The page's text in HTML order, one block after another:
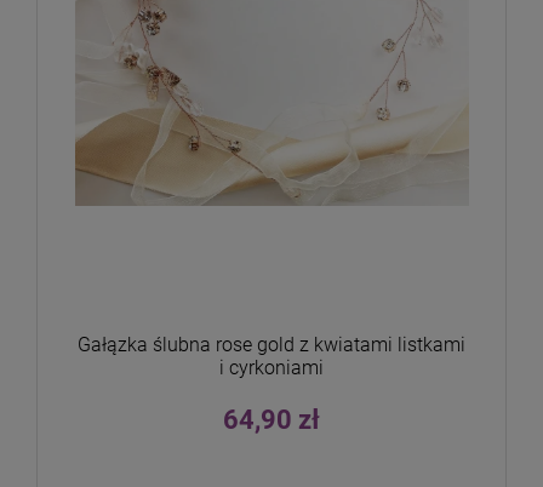
Gałązka ślubna rose gold z kwiatami listkami
i cyrkoniami
64,90 zł